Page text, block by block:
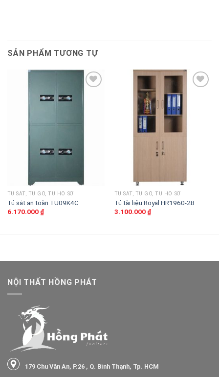
SẢN PHẨM TƯƠNG TỰ
Thêm
TỦ SẮT, TỦ GỖ, TỦ HỒ SƠ
Tủ sắt an toàn TU09K4C
6.170.000 ₫
Thêm
TỦ SẮT, TỦ GỖ, TỦ HỒ SƠ
Tủ tài liệu Royal HR1960-2B
3.100.000 ₫
NỘI THẤT HỒNG PHÁT
179 Chu Văn An, P.26 , Q. Bình Thạnh, Tp. HCM